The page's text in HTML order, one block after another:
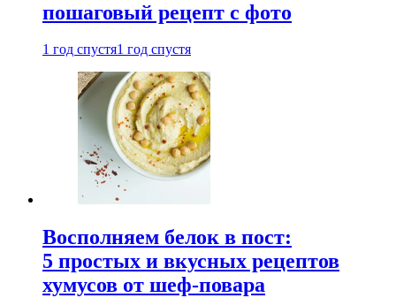
пошаговый рецепт с фото
1 год спустя1 год спустя
Восполняем белок в пост:
5 простых и вкусных рецептов
хумусов от шеф-повара